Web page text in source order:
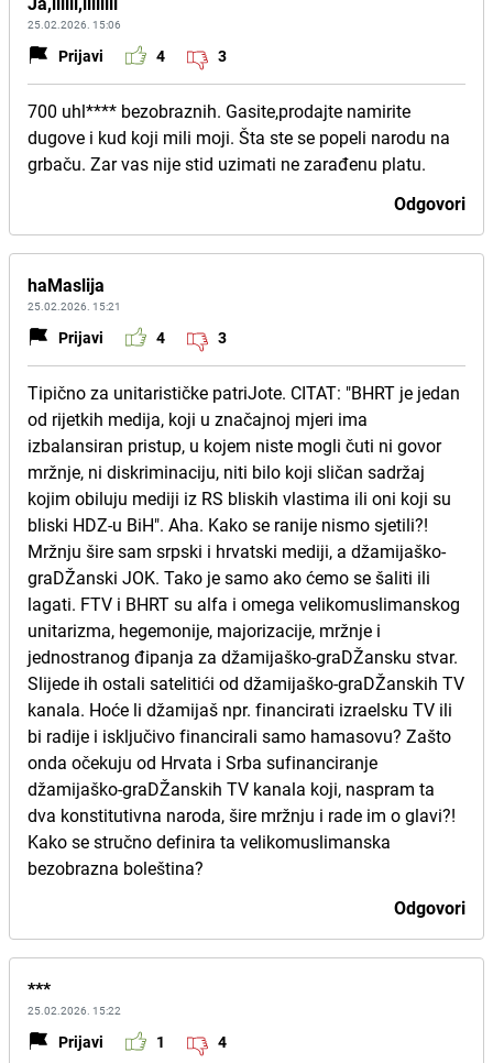
25.02.2026. 15:06
Prijavi 4 3
700 uhl**** bezobraznih. Gasite,prodajte namirite
dugove i kud koji mili moji. Šta ste se popeli narodu na
grbaču. Zar vas nije stid uzimati ne zarađenu platu.
Odgovori
haMaslija
25.02.2026. 15:21
Prijavi 4 3
Tipično za unitarističke patriJote. CITAT: "BHRT je jedan
od rijetkih medija, koji u značajnoj mjeri ima
izbalansiran pristup, u kojem niste mogli čuti ni govor
mržnje, ni diskriminaciju, niti bilo koji sličan sadržaj
kojim obiluju mediji iz RS bliskih vlastima ili oni koji su
bliski HDZ-u BiH". Aha. Kako se ranije nismo sjetili?!
Mržnju šire sam srpski i hrvatski mediji, a džamijaško-
graDŽanski JOK. Tako je samo ako ćemo se šaliti ili
lagati. FTV i BHRT su alfa i omega velikomuslimanskog
unitarizma, hegemonije, majorizacije, mržnje i
jednostranog đipanja za džamijaško-graDŽansku stvar.
Slijede ih ostali satelitići od džamijaško-graDŽanskih TV
kanala. Hoće li džamijaš npr. financirati izraelsku TV ili
bi radije i isključivo financirali samo hamasovu? Zašto
onda očekuju od Hrvata i Srba sufinanciranje
džamijaško-graDŽanskih TV kanala koji, naspram ta
dva konstitutivna naroda, šire mržnju i rade im o glavi?!
Kako se stručno definira ta velikomuslimanska
bezobrazna boleština?
Odgovori
***
25.02.2026. 15:22
Prijavi 1 4